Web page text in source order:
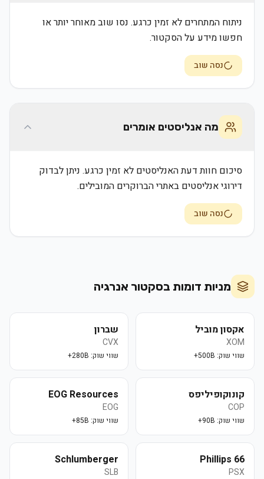
ניתוח המתחרים לא זמין כרגע. נסו שוב מאוחר יותר או
חפשו מידע על הסקטור.
נסה שוב
מה אנליסטים אומרים
סיכום חוות דעת האנליסטים לא זמין כרגע. ניתן לבדוק
דירוגי אנליסטים באתרי הברוקרים המובילים.
נסה שוב
מניות דומות בסקטור אנרגיה
אקסון מוביל
XOM
שווי שוק: 500B+
שברון
CVX
שווי שוק: 280B+
קונוקופיליפס
COP
שווי שוק: 90B+
EOG Resources
EOG
שווי שוק: 85B+
Phillips 66
PSX
Schlumberger
SLB